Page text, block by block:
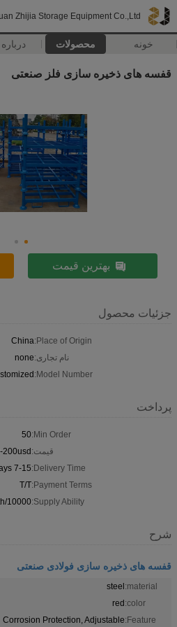
Zhijia Storage Equipment Co.,Ltd.
خونه محصولات
قفسه های ذخیره سازی فلز صنعتی
بهترین قیمت
جزئیات محصول
Place of Origin:
China
نام تجاری:none
Model Number:
پرداخت
Min Order:
50
قیمت:200usd
Delivery Time:
7-15 work days
Payment Terms:
T/T
Supply Ability:
10000/month
شرح
قفسه های ذخیره سازی فولادی صنعتی
material:
steel
color:
red
Feature:
Corrosion Protection, Adjustable